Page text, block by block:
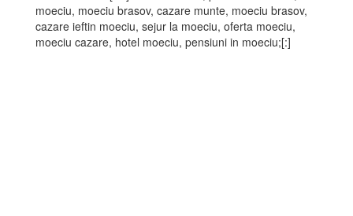
moeciu, moeciu brasov, cazare munte, moeciu brasov,
cazare ieftin moeciu, sejur la moeciu, oferta moeciu,
moeciu cazare, hotel moeciu, pensiuni in moeciu;[:]